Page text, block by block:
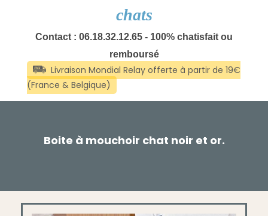
chats
Contact : 06.18.32.12.65 - 100% chatisfait ou
remboursé
Boite à mouchoir chat noir et or.